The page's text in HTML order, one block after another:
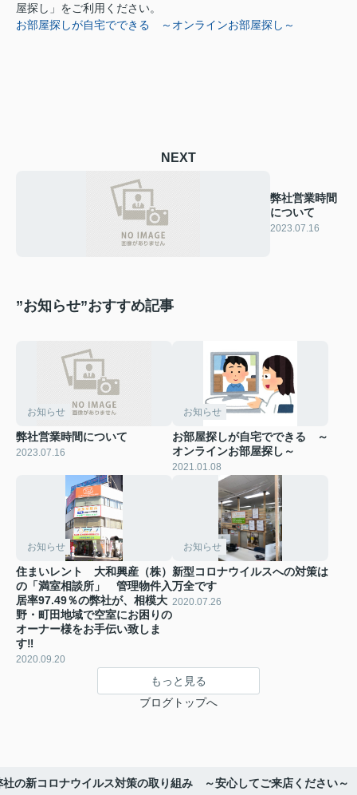
屋探し」をご利用ください。
お部屋探しが自宅でできる ～オンラインお部屋探し～
NEXT
弊社営業時間
について
2023.07.16
”お知らせ”おすすめ記事
お知らせ
弊社営業時間について
2023.07.16
お知らせ
お部屋探しが自宅でできる ～
オンラインお部屋探し～
2021.01.08
お知らせ
住まいレント 大和興産（株）
の「満室相談所」 管理物件入
居率97.49％の弊社が、相模大
野・町田地域で空室にお困りの
オーナー様をお手伝い致しま
す‼
2020.09.20
お知らせ
新型コロナウイルスへの対策は
万全です
2020.07.26
もっと見る
ブログトップへ
社の新コロナウイルス対策の取り組み ～安心してご来店ください～